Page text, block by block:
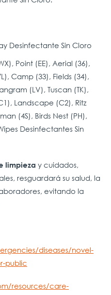
Desinfectante Sin Cloro
Point (EE), Aerial (36),
Camp (33), Fields (34),
(LV), Tuscan (TK),
Landscape (C2), Ritz
(4S), Birds Nest (PH),
Desinfectantes Sin
limpieza y cuidados,
resguardará su salud, la
evitando la
diseases/novel-
public
resources/care-